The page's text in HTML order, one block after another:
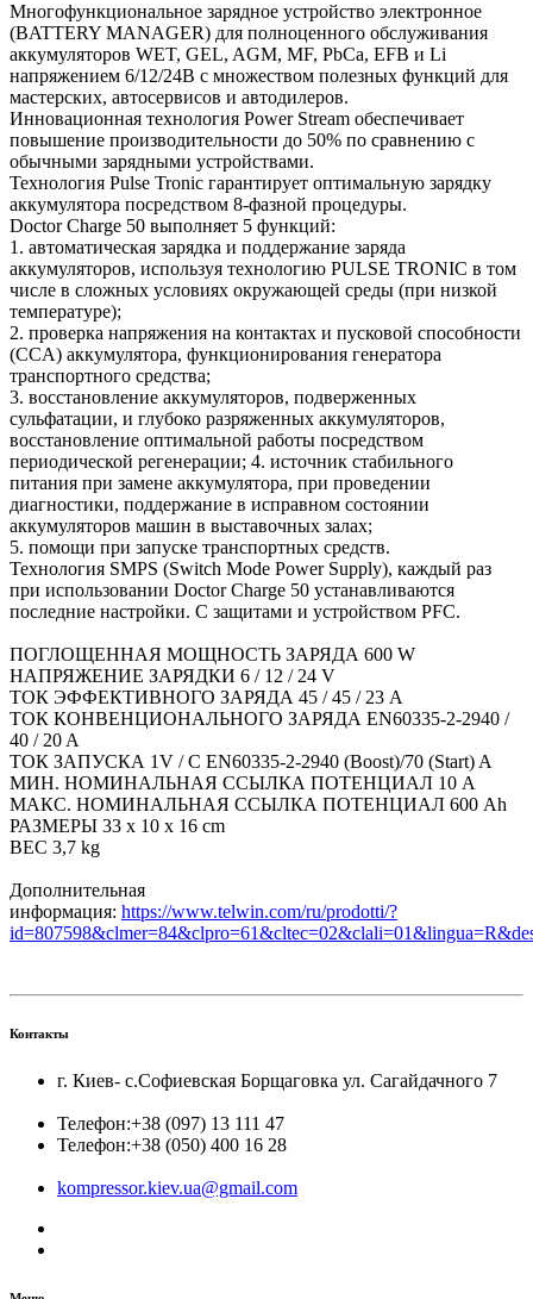
Многофункциональное зарядное устройство электронное
(BATTERY MANAGER) для полноценного обслуживания
аккумуляторов WET, GEL, AGM, MF, PbCa, EFB и Li
напряжением 6/12/24В с множеством полезных функций для
мастерских, автосервисов и автодилеров.
Инновационная технология Power Stream обеспечивает
повышение производительности до 50% по сравнению с
обычными зарядными устройствами.
Технология Pulse Tronic гарантирует оптимальную зарядку
аккумулятора посредством 8-фазной процедуры.
Doctor Charge 50 выполняет 5 функций:
1. автоматическая зарядка и поддержание заряда
аккумуляторов, используя технологию PULSE TRONIC в том
числе в сложных условиях окружающей среды (при низкой
температуре);
2. проверка напряжения на контактах и пусковой способности
(CCA) аккумулятора, функционирования генератора
транспортного средства;
3. восстановление аккумуляторов, подверженных
сульфатации, и глубоко разряженных аккумуляторов,
восстановление оптимальной работы посредством
периодической регенерации; 4. источник стабильного
питания при замене аккумулятора, при проведении
диагностики, поддержание в исправном состоянии
аккумуляторов машин в выставочных залах;
5. помощи при запуске транспортных средств.
Технология SMPS (Switch Mode Power Supply), каждый раз
при использовании Doctor Charge 50 устанавливаются
последние настройки. С защитами и устройством PFC.
ПОГЛОЩЕННАЯ МОЩНОСТЬ ЗАРЯДА 600 W
НАПРЯЖЕНИЕ ЗАРЯДКИ 6 / 12 / 24 V
ТОК ЭФФЕКТИВНОГО ЗАРЯДА 45 / 45 / 23 A
ТОК КОНВЕНЦИОНАЛЬНОГО ЗАРЯДА EN60335-2-2940 /
40 / 20 A
ТОК ЗАПУСКА 1V / C EN60335-2-2940 (Boost)/70 (Start) A
МИН. НОМИНАЛЬНАЯ ССЫЛКА ПОТЕНЦИАЛ 10 A
МАКС. НОМИНАЛЬНАЯ ССЫЛКА ПОТЕНЦИАЛ 600 Ah
РАЗМЕРЫ 33 x 10 x 16 cm
ВЕС 3,7 kg
Дополнительная
информация: https://www.telwin.com/ru/prodotti/?
Контакты
г. Киев- с.Софиевская Борщаговка ул. Сагайдачного 7
Телефон:+38 (097) 13 111 47
Телефон:+38 (050) 400 16 28
kompressor.kiev.ua@gmail.com